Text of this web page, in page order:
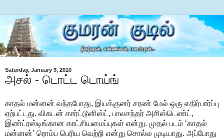
Saturday, January 9, 2010
அசல் - டொட்ட டொய்ங்
காதல் மன்னன் வந்தபோது, இயக்குனர் சரண் மேல் ஒரு எதிர்பார்ப்பு
ஏற்பட்டது. விகடன் கார்ட்டூனிஸ்ட், பாலசந்தர் அசிஸ்டெண்ட்,
இண்ட்ரஸ்டிங்கான காட்சியமைப்புகள் என்று. முதல் படம் ‘காதல்
மன்னன்’ ரொம்ப பெரிய வெற்றி என்று சொல்ல முடியாது. அப்போது